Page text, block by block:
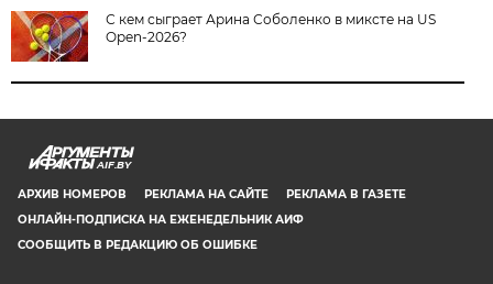
С кем сыграет Арина Соболенко в миксте на US
Open-2026?
AIF.BY
АРХИВ НОМЕРОВ РЕКЛАМА НА САЙТЕ
РЕКЛАМА В ГАЗЕТЕ
ОНЛАЙН-ПОДПИСКА НА ЕЖЕНЕДЕЛЬНИК АИФ
СООБЩИТЬ В РЕДАКЦИЮ ОБ ОШИБКЕ